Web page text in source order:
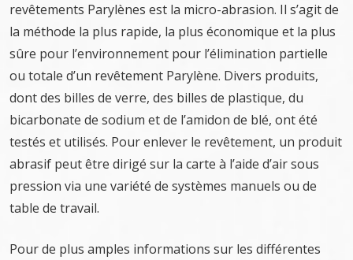
revêtements Parylènes est la micro-abrasion. Il s’agit de
la méthode la plus rapide, la plus économique et la plus
sûre pour l’environnement pour l’élimination partielle
ou totale d’un revêtement Parylène. Divers produits,
dont des billes de verre, des billes de plastique, du
bicarbonate de sodium et de l’amidon de blé, ont été
testés et utilisés. Pour enlever le revêtement, un produit
abrasif peut être dirigé sur la carte à l’aide d’air sous
pression via une variété de systèmes manuels ou de
table de travail.
Pour de plus amples informations sur les différentes